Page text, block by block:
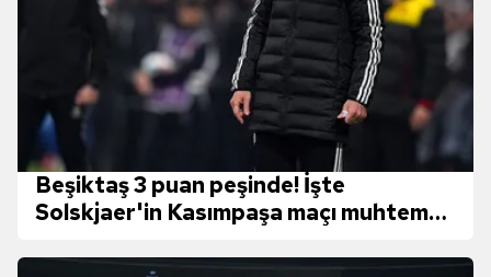
Beşiktaş 3 puan peşinde! İşte
Solskjaer'in Kasımpaşa maçı muhtemel